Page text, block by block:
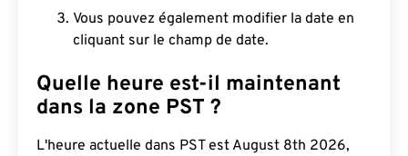
Vous pouvez également modifier la date en
cliquant sur le champ de date.
Quelle heure est-il maintenant
dans la zone PST ?
L'heure actuelle dans PST est August 8th 2026,